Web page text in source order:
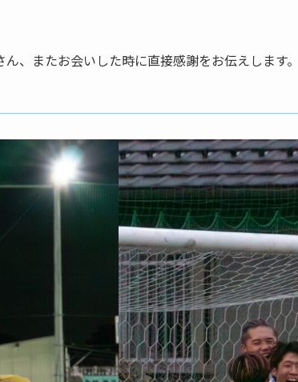
、またお会いした時に直接感謝をお伝えします